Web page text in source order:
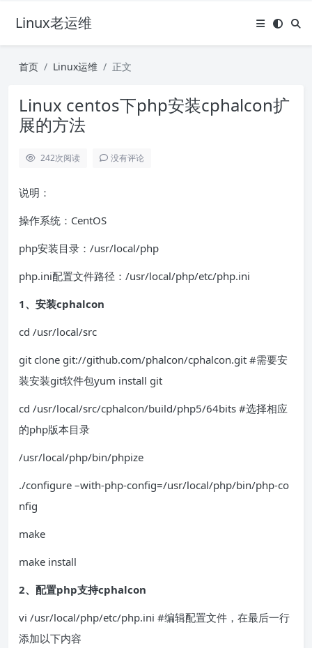
Linux老运维
首页 Linux运维 正文
Linux centos下php安装cphalcon扩
展的方法
242次阅读 没有评论
说明：
操作系统：CentOS
php安装目录：/usr/local/php
php.ini配置文件路径：/usr/local/php/etc/php.ini
1、安装cphalcon
cd /usr/local/src
git clone git://github.com/phalcon/cphalcon.git #需要安
装安装git软件包yum install git
cd /usr/local/src/cphalcon/build/php5/64bits #选择相应
的php版本目录
/usr/local/php/bin/phpize
./configure –with-php-config=/usr/local/php/bin/php-co
nfig
make
make install
2、配置php支持cphalcon
vi /usr/local/php/etc/php.ini #编辑配置文件，在最后一行
添加以下内容